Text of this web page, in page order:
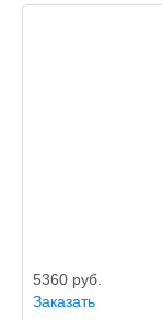
5360 руб.
Заказать